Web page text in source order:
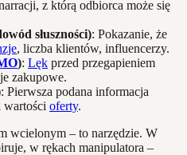
z którą odbiorca może się
słuszności): Pokazanie, że
, liczba klientów, influencerzy.
): Lęk przed przegapieniem
zakupowe.
: Pierwsza podana informacja
wartości oferty.
wcielonym – to narzędzie. W
w rękach manipulatora –